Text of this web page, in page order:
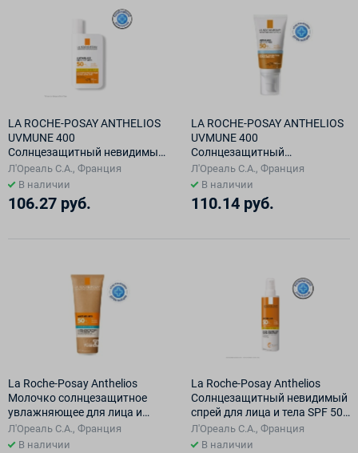
LA ROCHE-POSAY ANTHELIOS
UVMUNE 400
Солнцезащитный невидимый
флюид для лица SPF 50+ /
PPD 42, 50 мл
Л'Ореаль С.А., Франция
В наличии
106.27 руб.
LA ROCHE-POSAY ANTHELIOS
UVMUNE 400
Солнцезащитный
увлажняющий крем для лица
SPF 50+ / PPD 30, 50 мл
Л'Ореаль С.А., Франция
В наличии
110.14 руб.
La Roche-Posay Anthelios
Молочко солнцезащитное
увлажняющее для лица и
тела SPF50+/PPD30, 250 мл
Л'Ореаль С.А., Франция
В наличии
La Roche-Posay Anthelios
Солнцезащитный невидимый
спрей для лица и тела SPF 50+
200мл
Л'Ореаль С.А., Франция
В наличии